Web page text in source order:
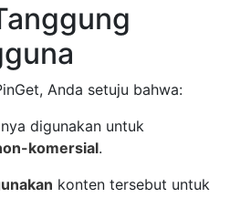
Anda setuju bahwa:
digunakan untuk
komersial.
konten tersebut untuk